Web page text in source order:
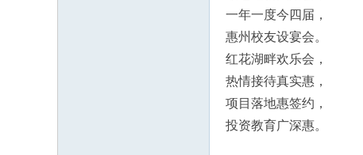
一年一度今四届，
惠州校友设宴会。
红花湖畔欢乐会，
热情接待真实惠，
项目落地惠签约，
投资教育广深惠。